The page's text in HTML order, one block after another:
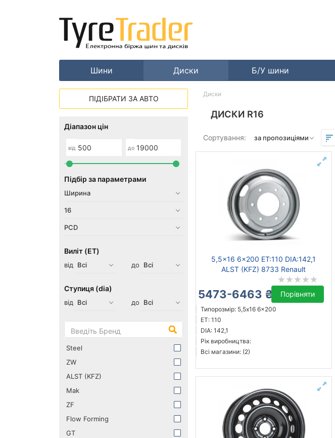
Шини Диски Б/У шини
ДИСКИ R16
Сортування:
5,5x16 6x200 ET:110 DIA:142,1
ALST (KFZ) 8733 Renault
5473-6463 ₴ Порівняти
Типорозмір: 5,5x16 6x200
ET: 110
DIA: 142,1
Рік виробництва:
Всі магазини: (2)
Диски
ПІДІБРАТИ ЗА АВТО
Діапазон цін
від до
Підбір за параметрами
Виліт (ET)
від до
Ступиця (dia)
від до
Steel
ZW
ALST (KFZ)
Mak
ZF
Flow Forming
GT